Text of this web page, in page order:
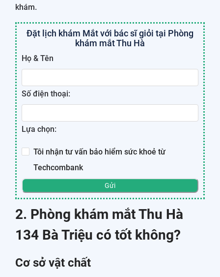
khám.
Đặt lịch khám Mắt với bác sĩ giỏi tại Phòng
khám mắt Thu Hà
Họ & Tên
Số điện thoại:
Lựa chọn:
Tôi nhận tư vấn bảo hiểm sức khoẻ từ
Techcombank
Gửi
2. Phòng khám mắt Thu Hà
134 Bà Triệu có tốt không?
Cơ sở vật chất